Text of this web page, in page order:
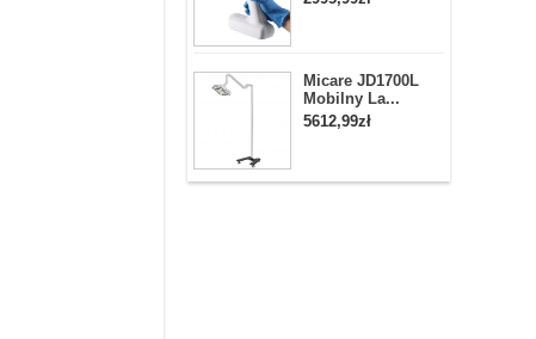
Micare JD1700L
Mobilny La...
5612,99zł